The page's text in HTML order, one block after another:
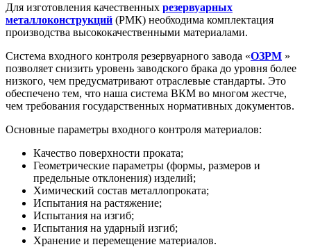
Для изготовления качественных резервуарных
металлоконструкций (РМК) необходима комплектация
производства высококачественными материалами.
Система входного контроля резервуарного завода «ОЗРМ »
позволяет снизить уровень заводского брака до уровня более
низкого, чем предусматривают отраслевые стандарты. Это
обеспечено тем, что наша система ВКМ во многом жестче,
чем требования государственных нормативных документов.
Основные параметры входного контроля материалов:
Качество поверхности проката;
Геометрические параметры (формы, размеров и
предельные отклонения) изделий;
Химический состав металлопроката;
Испытания на растяжение;
Испытания на изгиб;
Испытания на ударный изгиб;
Хранение и перемещение материалов.